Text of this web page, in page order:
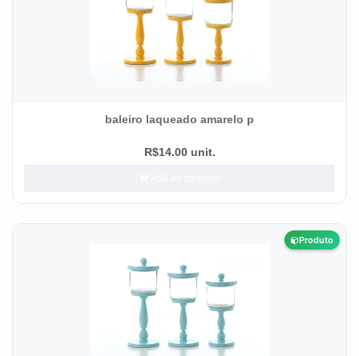
baleiro laqueado amarelo p
R$14.00 unit.
Produto